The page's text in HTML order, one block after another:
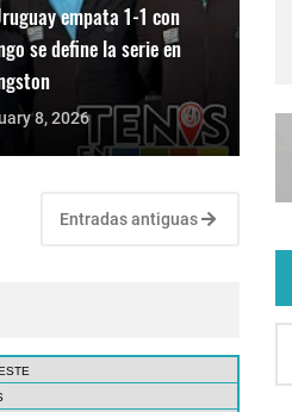
empata 1-1 con
se define la serie en
8, 2026
Entradas antiguas